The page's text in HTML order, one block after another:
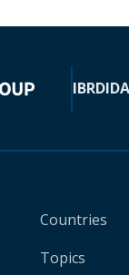
IBRDIDA
Countries
Topics